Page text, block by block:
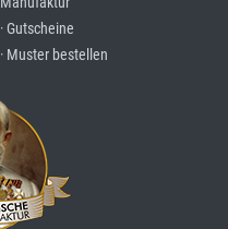
· Gutscheine
· Muster bestellen